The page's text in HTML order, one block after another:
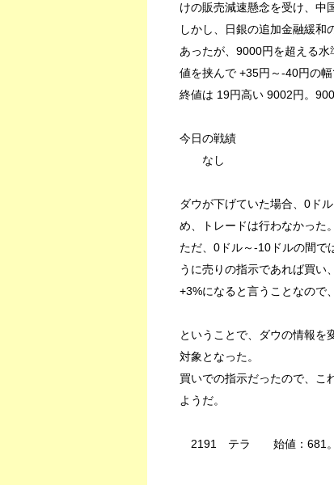
けの販売減速懸念を受け、中
しかし、日銀の追加金融緩和
あったが、9000円を超える
値を挟んで +35円～-40円の幅
終値は 19円高い 9002円。
今日の戦績
なし
ダウが下げていた場合、0ド
め、トレードは行わなかった。
ただ、0ドル～-10ドルの間で
うに売りの指示であれば買い
+3%になると言うことなので
ということで、ダウの情報を
対象となった。
買いでの指示だったので、こ
ようだ。
2191 テラ 始値：681。終